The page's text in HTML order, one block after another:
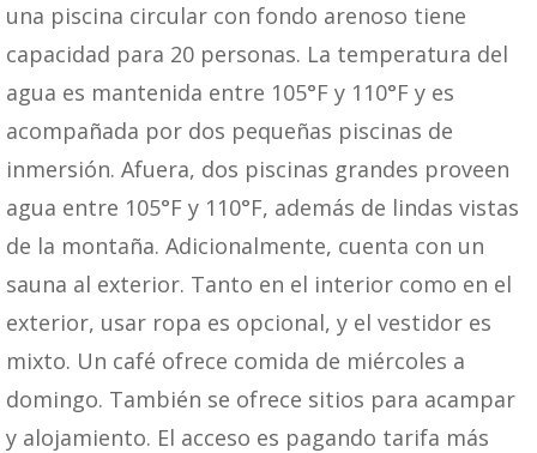
una piscina circular con fondo arenoso tiene
capacidad para 20 personas. La temperatura del
agua es mantenida entre 105°F y 110°F y es
acompañada por dos pequeñas piscinas de
inmersión. Afuera, dos piscinas grandes proveen
agua entre 105°F y 110°F, además de lindas vistas
de la montaña. Adicionalmente, cuenta con un
sauna al exterior. Tanto en el interior como en el
exterior, usar ropa es opcional, y el vestidor es
mixto. Un café ofrece comida de miércoles a
domingo. También se ofrece sitios para acampar
y alojamiento. El acceso es pagando tarifa más